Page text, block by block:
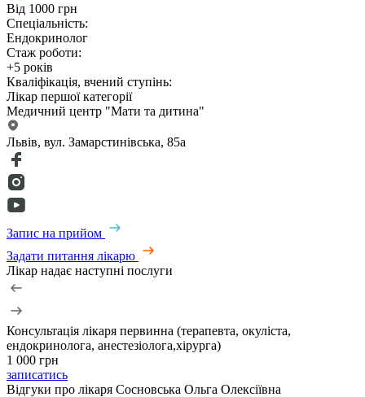
Від 1000 грн
Спеціальність:
Ендокринолог
Стаж роботи:
+5 років
Кваліфікація, вчений ступінь:
Лікар першої категорії
Медичний центр "Мати та дитина"
Львів, вул. Замарстинівська, 85а
Запис на прийом
Задати питання лікарю
Лікар надає наступні послуги
Консультація лікаря первинна (терапевта, окуліста,
ендокринолога, анестезіолога,хірурга)
1 000 грн
записатись
Відгуки про лікаря Сосновська Ольга Олексіївна